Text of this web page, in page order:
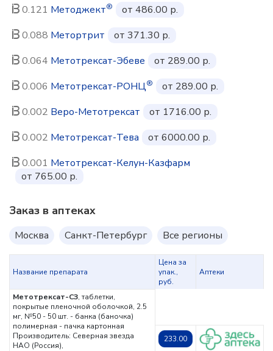
0.121 Методжект®
от 486.00 р.
0.088 Метортрит
от 371.30 р.
0.064 Метотрексат-Эбеве
от 289.00 р.
0.006 Метотрексат-РОНЦ®
от 289.00 р.
0.002 Веро-Метотрексат
от 1716.00 р.
0.002 Метотрексат-Тева
от 6000.00 р.
0.001 Метотрексат-Келун-Казфарм
от 765.00 р.
Заказ в аптеках
Москва Санкт-Петербург Все регионы
Название препарата
Цена за
упак.,
руб.
Аптеки
Метотрексат-СЗ, таблетки,
покрытые пленочной оболочкой, 2.5
мг, №50 - 50 шт. - банка (баночка)
полимерная - пачка картонная
Производитель: Северная звезда
НАО (Россия),
233.00